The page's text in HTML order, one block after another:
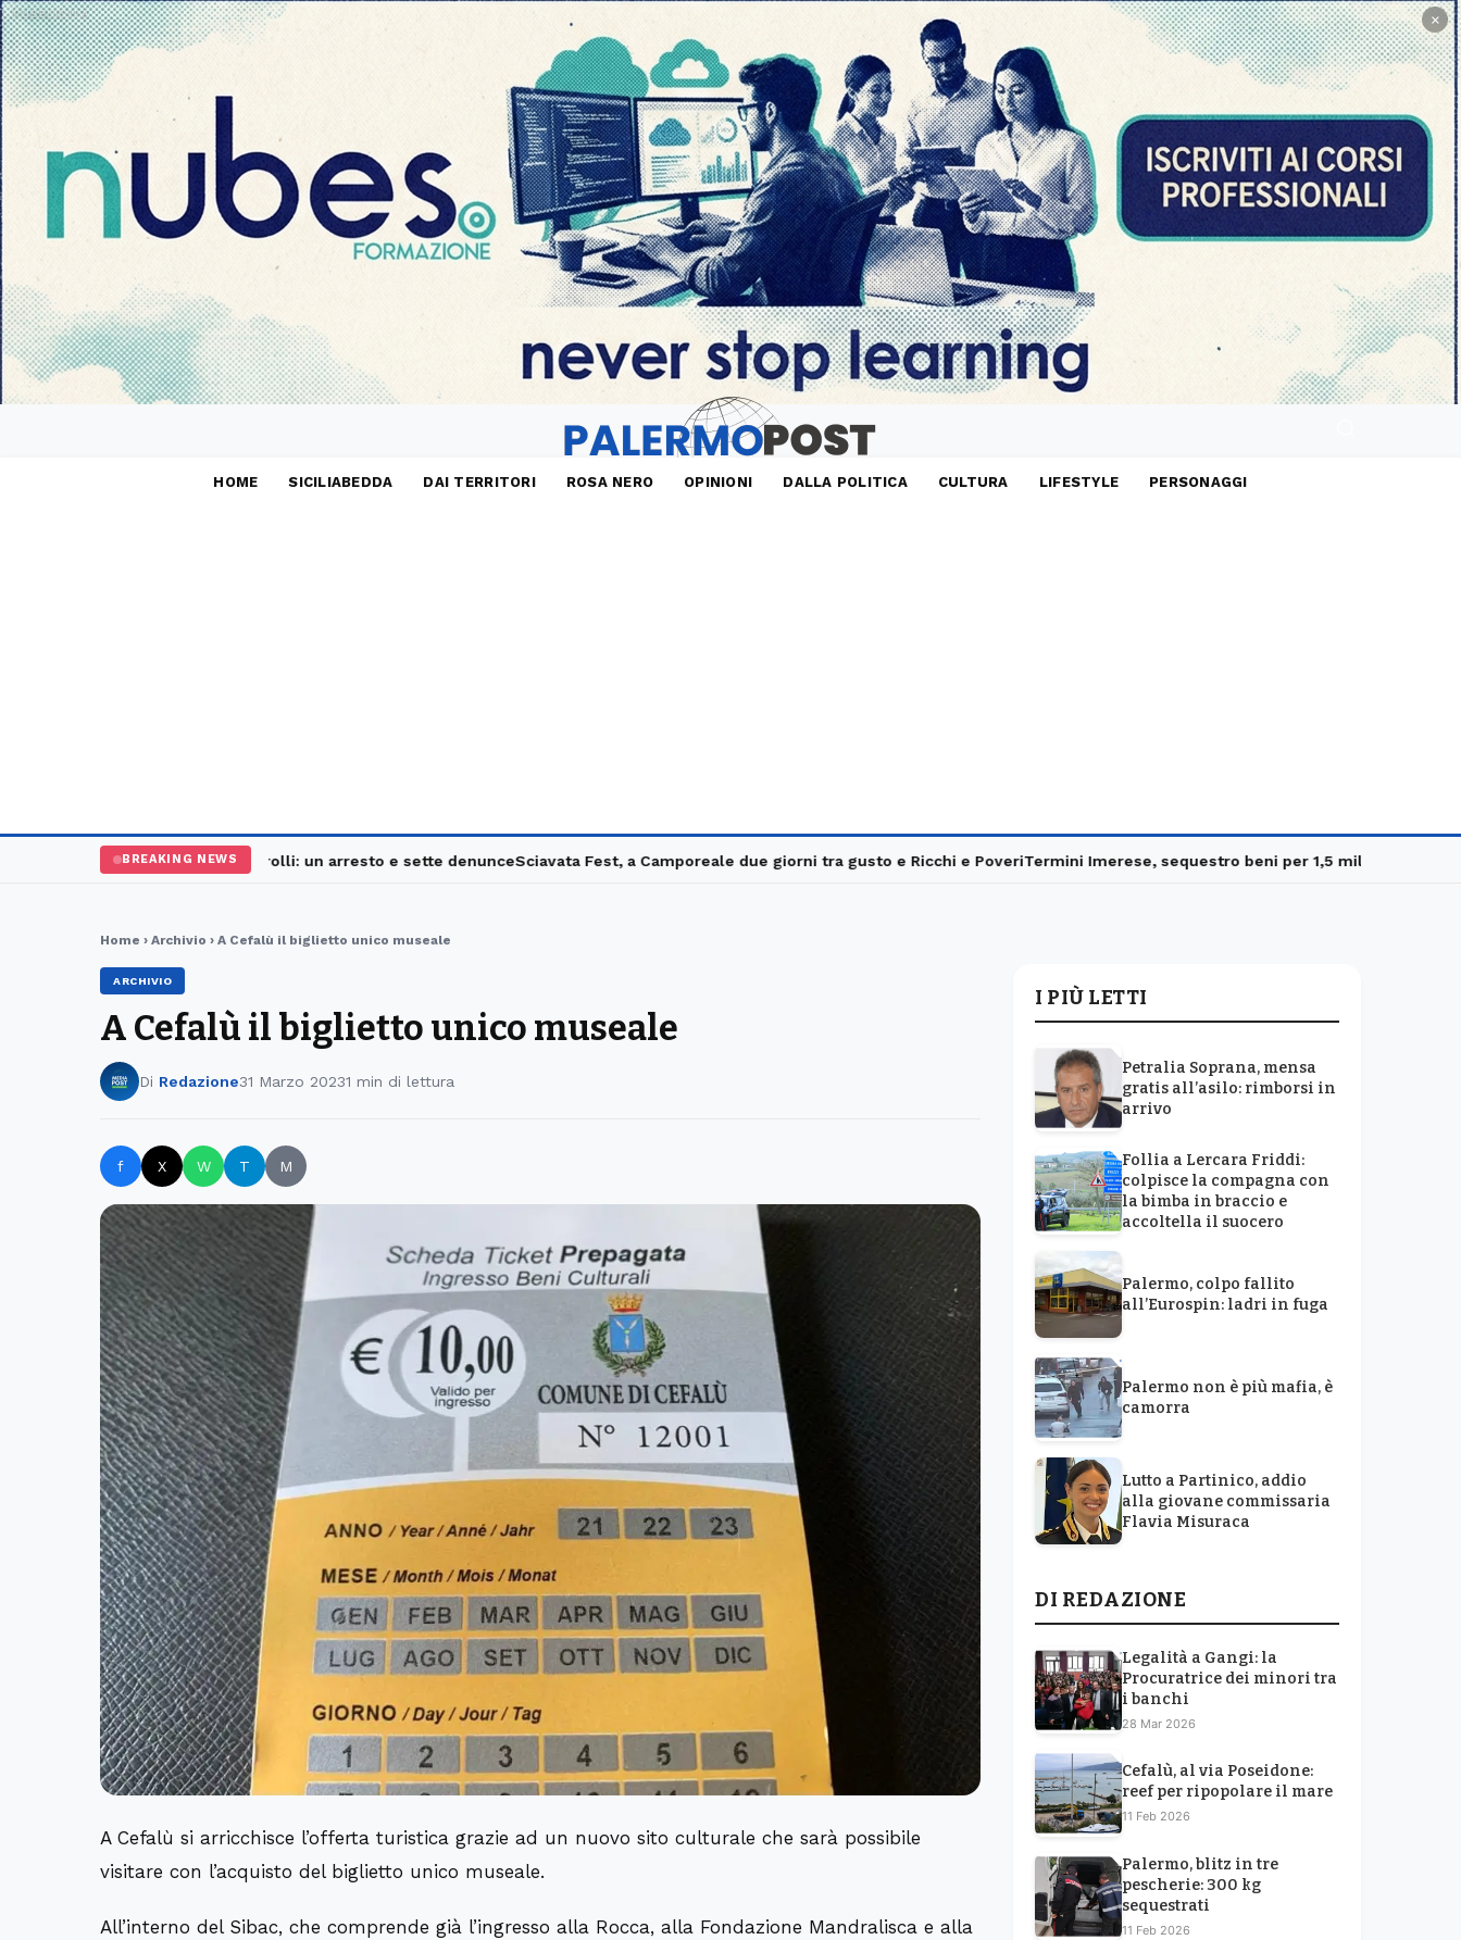
PUBBLICITÀ ×
HOME SICILIABEDDA DAI TERRITORI ROSA NERO OPINIONI DALLA POLITICA CULTURA LIFESTYLE PERSONAGGI
BREAKING NEWS
Palermo, maxi controlli: un arresto e sette denunceSciavata Fest, a Camporeale due giorni tra gusto e Ricchi e PoveriTermini Imerese, sequestro beni per 1,5 milioniCarabinieri
Home › Archivio › A Cefalù il biglietto unico museale
ARCHIVIO
A Cefalù il biglietto unico museale
Di Redazione31 Marzo 20231 min di lettura
f X W T M
A Cefalù si arricchisce l’offerta turistica grazie ad un nuovo sito culturale che sarà possibile
visitare con l’acquisto del biglietto unico museale.
All’interno del Sibac, che comprende già l’ingresso alla Rocca, alla Fondazione Mandralisca e alla
I PIÙ LETTI
Petralia Soprana, mensa
gratis all’asilo: rimborsi in
arrivo
Follia a Lercara Friddi:
colpisce la compagna con
la bimba in braccio e
accoltella il suocero
Palermo, colpo fallito
all’Eurospin: ladri in fuga
Palermo non è più mafia, è
camorra
Lutto a Partinico, addio
alla giovane commissaria
Flavia Misuraca
DI REDAZIONE
Legalità a Gangi: la
Procuratrice dei minori tra
i banchi
28 Mar 2026
Cefalù, al via Poseidone:
reef per ripopolare il mare
11 Feb 2026
Palermo, blitz in tre
pescherie: 300 kg
sequestrati
11 Feb 2026